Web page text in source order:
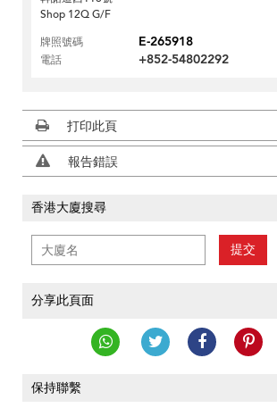
Shop 12Q G/F
牌照號碼
E-265918
電話 +852-54802292
打印此頁
報告錯誤
香港大廈搜尋
提交
分享此頁面
保持聯繫